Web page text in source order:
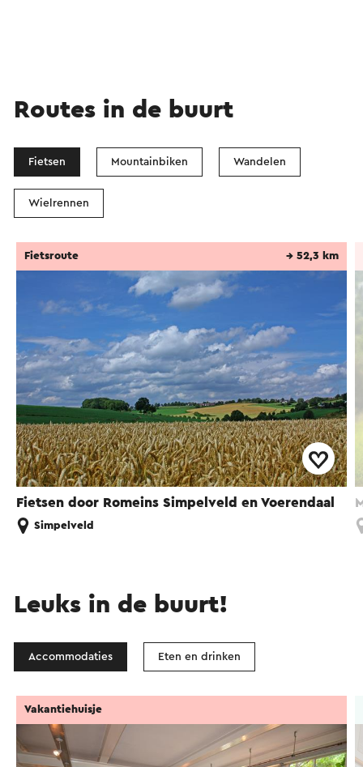
Routes in de buurt
Fietsen Mountainbiken Wandelen
Wielrennen
Fietsen door Romeins Simpelveld en Voerendaal
Fietsroute → 52,3 km
Simpelveld
Leuks in de buurt!
Accommodaties Eten en drinken
Vakantiehuisje